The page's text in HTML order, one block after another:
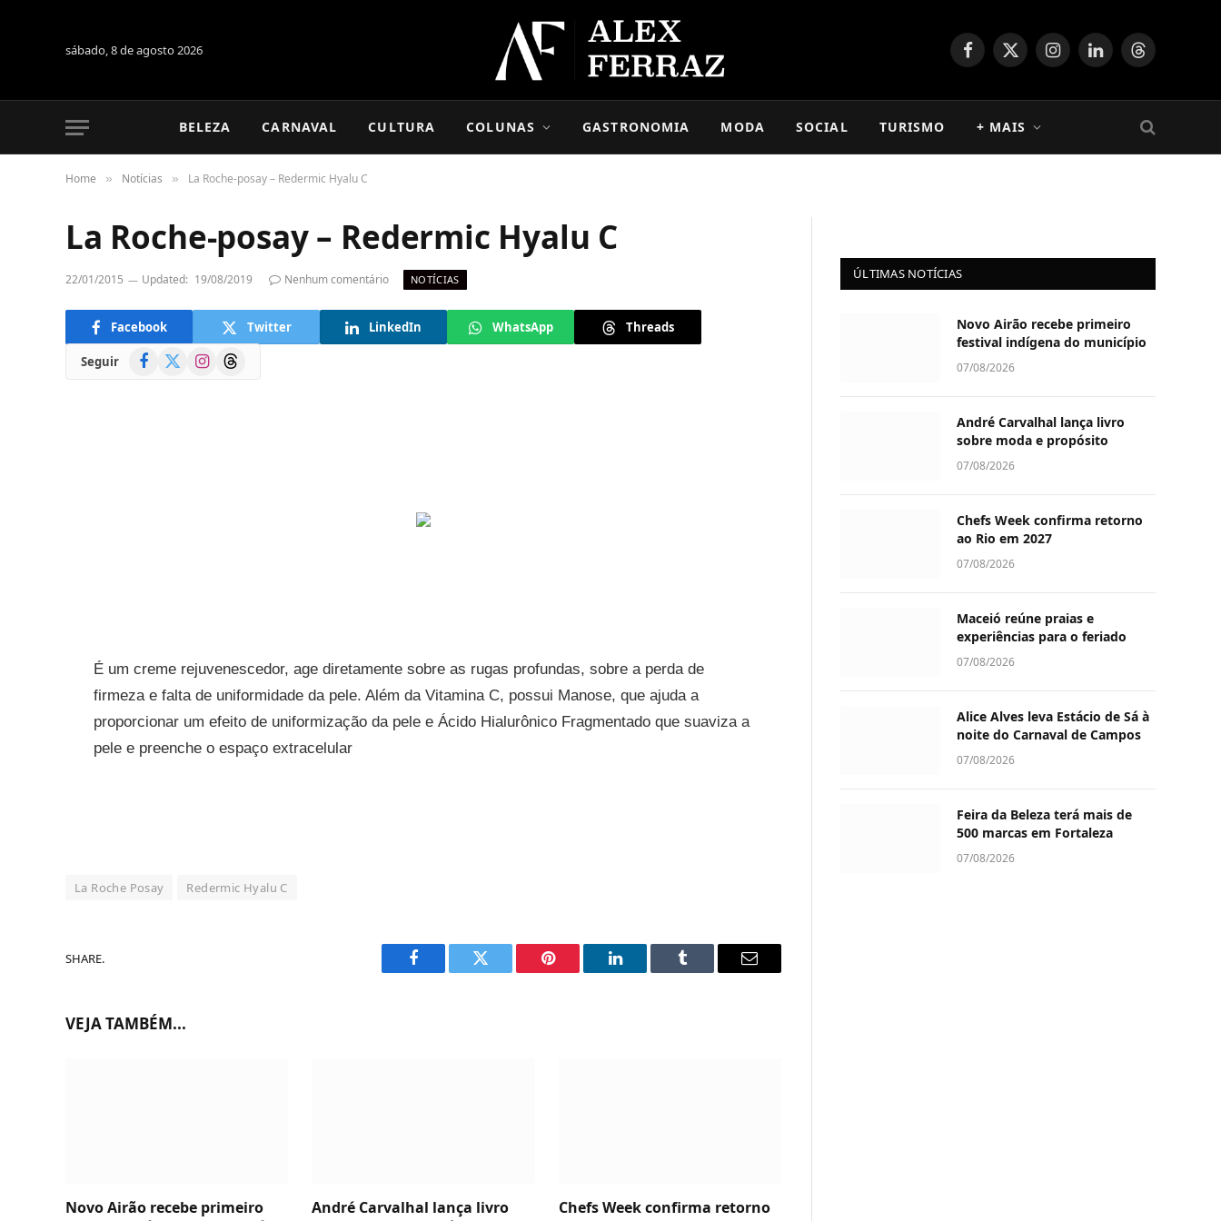
sábado, 8 de agosto 2026 Facebook
X
InstagramLinkedInThreads
BELEZA CARNAVAL CULTURA COLUNAS GASTRONOMIA MODA SOCIAL TURISMO + MAIS
Home » Notícias » La Roche-posay – Redermic Hyalu C
La Roche-posay – Redermic Hyalu C
22/01/2015 Updated: 19/08/2019 Nenhum comentário NOTÍCIAS
Facebook Twitter LinkedIn WhatsApp Threads
Seguir Facebook
(Twitter)
InstagramThreads
É um creme rejuvenescedor, age diretamente sobre as rugas profundas, sobre a perda de
firmeza e falta de uniformidade da pele. Além da Vitamina C, possui Manose, que ajuda a
proporcionar um efeito de uniformização da pele e Ácido Hialurônico Fragmentado que suaviza a
pele e preenche o espaço extracelular
La Roche Posay Redermic Hyalu C
SHARE.
Facebook Twitter Pinterest LinkedIn Tumblr Email
VEJA TAMBÉM...
Novo Airão recebe primeiro
André Carvalhal lança livro
Chefs Week confirma retorno
ÚLTIMAS NOTÍCIAS
Novo Airão recebe primeiro
festival indígena do município
07/08/2026
André Carvalhal lança livro
sobre moda e propósito
07/08/2026
Chefs Week confirma retorno
ao Rio em 2027
07/08/2026
Maceió reúne praias e
experiências para o feriado
07/08/2026
Alice Alves leva Estácio de Sá à
noite do Carnaval de Campos
07/08/2026
Feira da Beleza terá mais de
500 marcas em Fortaleza
07/08/2026